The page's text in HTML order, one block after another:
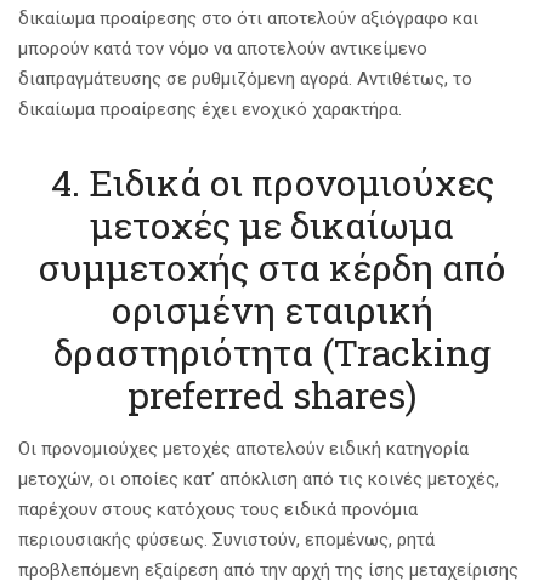
δικαίωμα προαίρεσης στο ότι αποτελούν αξιόγραφο και
μπορούν κατά τον νόμο να αποτελούν αντικείμενο
διαπραγμάτευσης σε ρυθμιζόμενη αγορά. Αντιθέτως, το
δικαίωμα προαίρεσης έχει ενοχικό χαρακτήρα.
4. Ειδικά οι προνομιούχες
μετοχές με δικαίωμα
συμμετοχής στα κέρδη από
ορισμένη εταιρική
δραστηριότητα (Tracking
preferred shares)
Οι προνομιούχες μετοχές αποτελούν ειδική κατηγορία
μετοχών, οι οποίες κατ’ απόκλιση από τις κοινές μετοχές,
παρέχουν στους κατόχους τους ειδικά προνόμια
περιουσιακής φύσεως. Συνιστούν, επομένως, ρητά
προβλεπόμενη εξαίρεση από την αρχή της ίσης μεταχείρισης